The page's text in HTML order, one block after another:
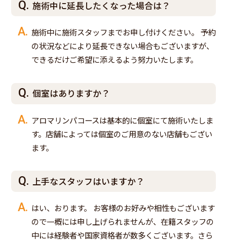
施術中に延長したくなった場合は？
施術中に施術スタッフまでお申し付けください。 予約
の状況などにより延長できない場合もございますが、
できるだけご希望に添えるよう努力いたします。
個室はありますか？
アロマリンパコースは基本的に個室にて施術いたしま
す。店舗によっては個室のご用意のない店舗もござい
ます。
上手なスタッフはいますか？
はい、おります。 お客様のお好みや相性もございます
ので一概には申し上げられませんが、在籍スタッフの
中には経験者や国家資格者が数多くございます。さら